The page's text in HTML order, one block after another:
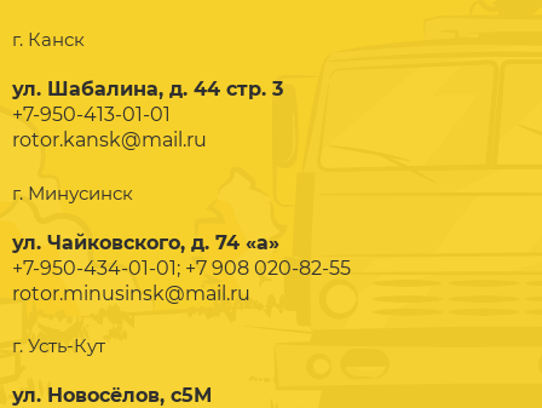
г. Канск
ул. Шабалина, д. 44 стр. 3
+7-950-413-01-01
rotor.kansk@mail.ru
г. Минусинск
ул. Чайковского, д. 74 «а»
+7-950-434-01-01; +7 908 020-82-55
rotor.minusinsk@mail.ru
г. Усть-Кут
ул. Новосёлов, с5М